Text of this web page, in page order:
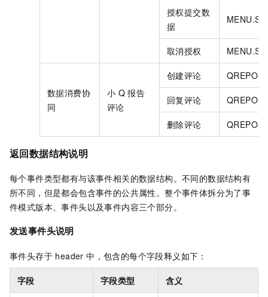
授权提交数
据
取消授权
数据消费协
同
小 Q 报告
评论
创建评论
回复评论
删除评论
返回数据结构说明
每个事件类型都有与该事件相关的数据结构。不同的数据结构有
所不同，但是都会包含事件的公共属性。整个事件体拆分为了事
件模式版本、事件头以及事件内容三个部分。
发送事件头说明
事件头存于 header 中，包含的每个字段释义如下：
字段 字段类型 含义